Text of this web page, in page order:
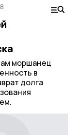
моршанец
в
долга